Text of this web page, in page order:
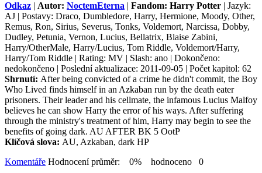
Odkaz | Autor: NoctemEterna | Fandom: Harry Potter | Jazyk:
AJ | Postavy: Draco, Dumbledore, Harry, Hermione, Moody, Other,
Remus, Ron, Sirius, Severus, Tonks, Voldemort, Narcissa, Dobby,
Dudley, Petunia, Vernon, Lucius, Bellatrix, Blaise Zabini,
Harry/OtherMale, Harry/Lucius, Tom Riddle, Voldemort/Harry,
Harry/Tom Riddle | Rating: MV | Slash: ano | Dokončeno:
nedokončeno | Poslední aktualizace: 2011-09-05 | Počet kapitol: 62
Shrnutí: After being convicted of a crime he didn't commit, the Boy
Who Lived finds himself in an Azkaban run by the death eater
prisoners. Their leader and his cellmate, the infamous Lucius Malfoy
believes he can show Harry the error of his ways. After suffering
through the ministry's treatment of him, Harry may begin to see the
benefits of going dark. AU AFTER BK 5 OotP
Klíčová slova: AU, Azkaban, dark HP
Komentáře Hodnocení průměr: 0% hodnoceno 0